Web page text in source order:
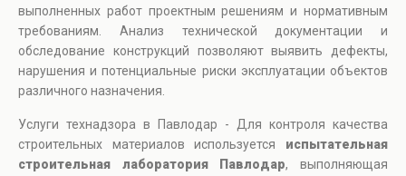
выполненных работ проектным решениям и нормативным
требованиям. Анализ технической документации и
обследование конструкций позволяют выявить дефекты,
нарушения и потенциальные риски эксплуатации объектов
различного назначения.
Услуги технадзора в Павлодар - Для контроля качества
строительных материалов используется испытательная
строительная лаборатория Павлодар, выполняющая